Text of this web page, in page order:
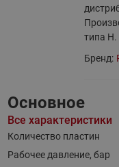
типа
Бренд:
Основное
Все характеристики
Количество пластин
Рабочее давление, бар